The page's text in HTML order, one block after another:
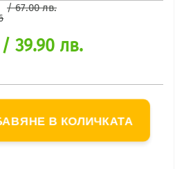
/ 67.00 лв.
/ 39.90 лв.
В КОЛИЧКАТА